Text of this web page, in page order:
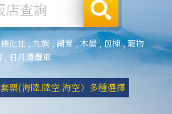
德化社,九族 湖景,木屋,包棟,寵物
日月潭纜車
票(海陸.陸空.海空）多種選擇